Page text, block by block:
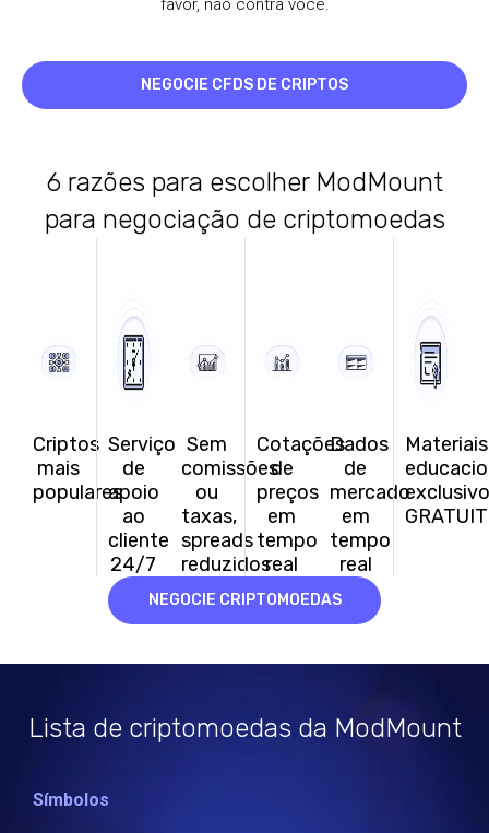
favor, não contra você.
NEGOCIE CFDS DE CRIPTOS
6 razões para escolher ModMount
para negociação de criptomoedas
Criptos
mais
populares
Serviço
de
apoio
ao
cliente
24/7
Sem
comissões
ou
taxas,
spreads
reduzidos
Cotações
de
preços
em
tempo
real
Dados
de
mercado
em
tempo
real
Materiais
NEGOCIE CRIPTOMOEDAS
Lista de criptomoedas da ModMount
Símbolos